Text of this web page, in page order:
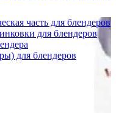
часть для блендеров
для блендеров
для блендеров